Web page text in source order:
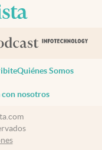
Quiénes Somos
con nosotros